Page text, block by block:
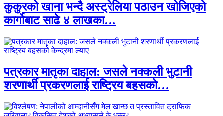
कुकुरको खाना भन्दै अस्ट्रेलिया पठाउन खोजिएको
कार्गोबाट साढे ४ लाखका…
पत्रकार मातृका दाहाल: जसले नक्कली भुटानी
शरणार्थी प्रकरणलाई राष्ट्रिय बहसको…